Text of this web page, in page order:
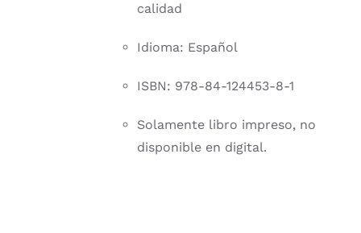
calidad
Idioma: Español
ISBN: 978-84-124453-8-1
Solamente libro impreso, no
disponible en digital.